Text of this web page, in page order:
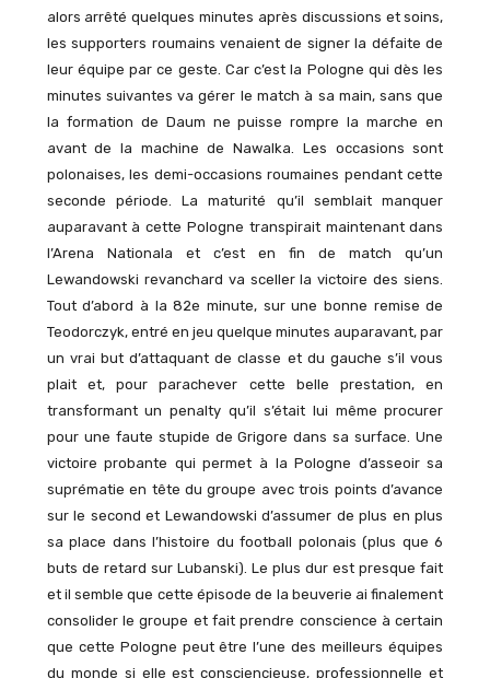
alors arrêté quelques minutes après discussions et soins,
les supporters roumains venaient de signer la défaite de
leur équipe par ce geste. Car c’est la Pologne qui dès les
minutes suivantes va gérer le match à sa main, sans que
la formation de Daum ne puisse rompre la marche en
avant de la machine de Nawalka. Les occasions sont
polonaises, les demi-occasions roumaines pendant cette
seconde période. La maturité qu’il semblait manquer
auparavant à cette Pologne transpirait maintenant dans
l’Arena Nationala et c’est en fin de match qu’un
Lewandowski revanchard va sceller la victoire des siens.
Tout d’abord à la 82e minute, sur une bonne remise de
Teodorczyk, entré en jeu quelque minutes auparavant, par
un vrai but d’attaquant de classe et du gauche s’il vous
plait et, pour parachever cette belle prestation, en
transformant un penalty qu’il s’était lui même procurer
pour une faute stupide de Grigore dans sa surface. Une
victoire probante qui permet à la Pologne d’asseoir sa
suprématie en tête du groupe avec trois points d’avance
sur le second et Lewandowski d’assumer de plus en plus
sa place dans l’histoire du football polonais (plus que 6
buts de retard sur Lubanski). Le plus dur est presque fait
et il semble que cette épisode de la beuverie ai finalement
consolider le groupe et fait prendre conscience à certain
que cette Pologne peut être l’une des meilleurs équipes
du monde si elle est consciencieuse, professionnelle et